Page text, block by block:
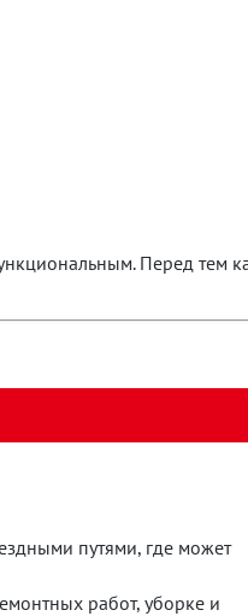
Перед тем
путями, где может
работ, уборке и